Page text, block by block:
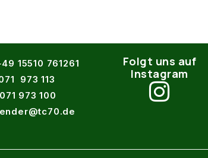
15510 761261
973 113
973 100
Folgt uns auf
Instagram